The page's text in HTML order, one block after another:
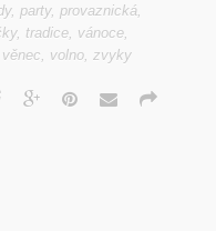
, party, provaznická
, tradice vánoce
věnec volno zvyky